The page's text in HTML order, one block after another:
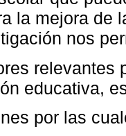
la mejora de
nos
relevantes
educativa,
por las